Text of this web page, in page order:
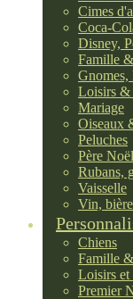
Cimes
Coca-
Disney,
Famille
Gnomes,
Loisirs &
Mariage
Oiseaux
Peluches
Père Noël
Rubans,
Vaisselle
Vin,
Chiens
Famille
Loisirs et
Premier